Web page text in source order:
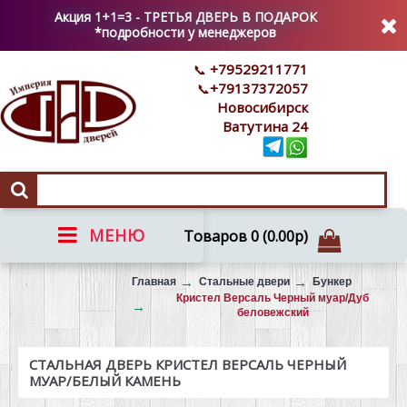
Акция 1+1=3 - ТРЕТЬЯ ДВЕРЬ В ПОДАРОК
*подробности у менеджеров
Товаров 0 (0.00р)
+79529211771
+79137372057
Новосибирск
Ватутина 24
МЕНЮ
Вызов на замер Главная Стальные двери
Бункер
Кристел Версаль Черный муар/Дуб
беловежский
СТАЛЬНАЯ ДВЕРЬ КРИСТЕЛ ВЕРСАЛЬ ЧЕРНЫЙ
МУАР/БЕЛЫЙ КАМЕНЬ